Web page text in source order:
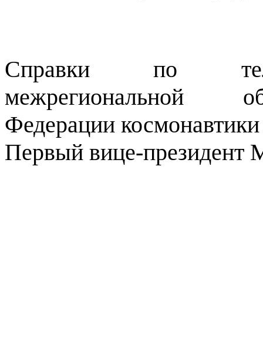
Справки по
межрегиональной
Федерации
Первый вице-президент